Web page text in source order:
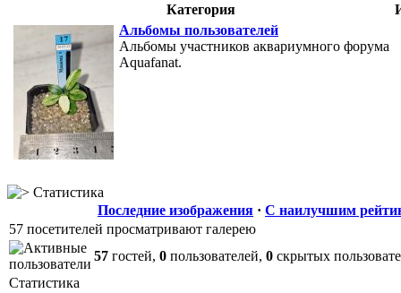
Категория
Альбомы пользователей
Альбомы участников аквариумного форума
Aquafanat.
Статистика
Последние изображения · С наилучшим
57 посетителей просматривают галерею
57 гостей, 0 пользователей, 0 скрытых
Статистика